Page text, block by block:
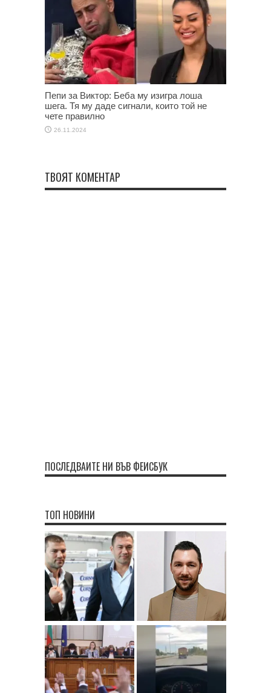
Пепи за Виктор: Беба му изигра лоша
шега. Тя му даде сигнали, които той не
чете правилно
26.11.2024
ТВОЯТ КОМЕНТАР
ПОСЛЕДВАЙТЕ НИ ВЪВ ФЕЙСБУК
ТОП НОВИНИ